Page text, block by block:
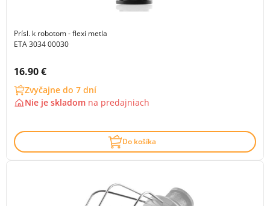
Prísl. k robotom - flexi metla
ETA 3034 00030
Cena s DPH:
16.90 €
Zvyčajne do 7 dní
Nie je skladom na predajniach
Do košíka